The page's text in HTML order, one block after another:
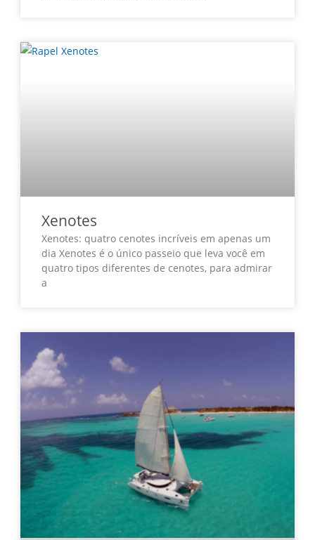
Xenotes
Xenotes: quatro cenotes incríveis em apenas um
dia Xenotes é o único passeio que leva você em
quatro tipos diferentes de cenotes, para admirar
a